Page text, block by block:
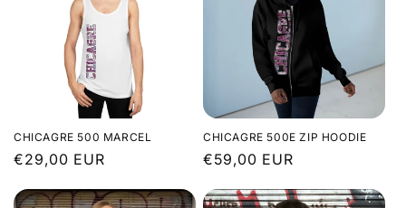
o
n
CHICAGRE 500 MARCEL
Prix
€29,00 EUR
CHICAGRE 500E ZIP HOODIE
Prix
€59,00 EUR